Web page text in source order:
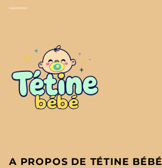
A PROPOS DE TÉTINE BÉBÉ